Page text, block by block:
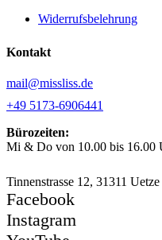
Widerrufsbelehrung
Kontakt
mail@missliss.de
+49 5173-6906441
Bürozeiten:
Mi & Do von 10.00 bis 16.00
Tinnenstrasse 12, 31311
Facebook
Instagram